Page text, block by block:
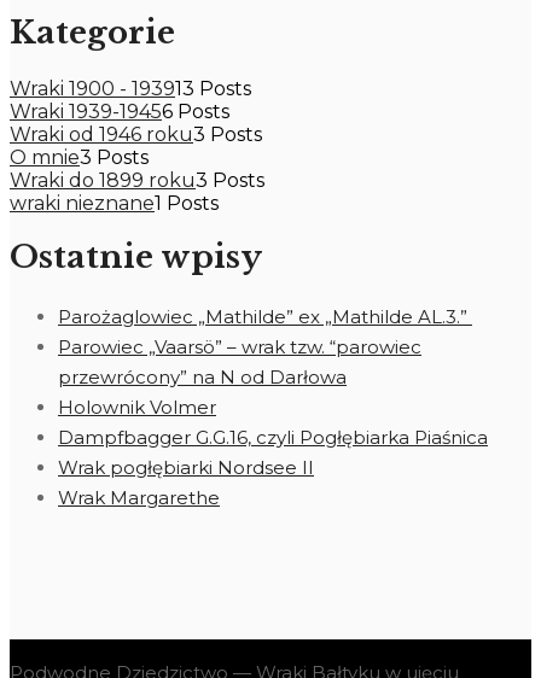
Kategorie
Wraki 1900 - 193913 Posts
Wraki 1939-19456 Posts
Wraki od 1946 roku3 Posts
O mnie3 Posts
Wraki do 1899 roku3 Posts
wraki nieznane1 Posts
Ostatnie wpisy
Parożaglowiec „Mathilde” ex „Mathilde AL.3.”
Parowiec „Vaarsö” – wrak tzw. “parowiec
przewrócony” na N od Darłowa
Holownik Volmer
Dampfbagger G.G.16, czyli Pogłębiarka Piaśnica
Wrak pogłębiarki Nordsee II
Wrak Margarethe
Podwodne Dziedzictwo — Wraki Bałtyku w ujęciu